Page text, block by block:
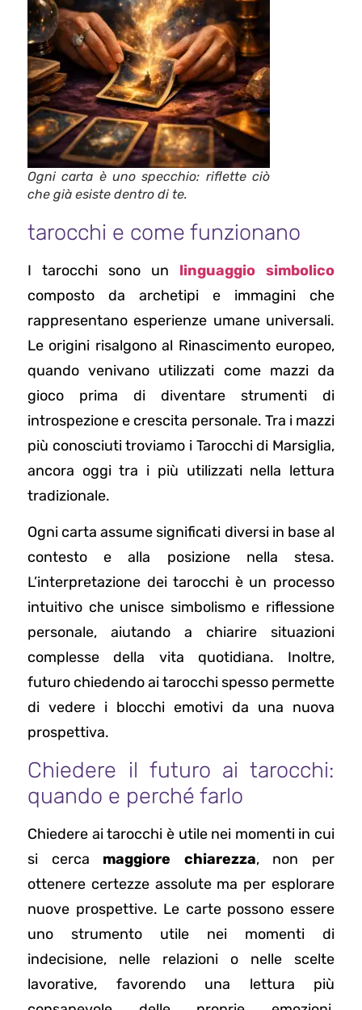
Ogni carta è uno specchio: riflette ciò
che già esiste dentro di te.
tarocchi e come funzionano
I tarocchi sono un linguaggio simbolico
composto da archetipi e immagini che
rappresentano esperienze umane universali.
Le origini risalgono al Rinascimento europeo,
quando venivano utilizzati come mazzi da
gioco prima di diventare strumenti di
introspezione e crescita personale. Tra i mazzi
più conosciuti troviamo i Tarocchi di Marsiglia,
ancora oggi tra i più utilizzati nella lettura
tradizionale.
Ogni carta assume significati diversi in base al
contesto e alla posizione nella stesa.
L’interpretazione dei tarocchi è un processo
intuitivo che unisce simbolismo e riflessione
personale, aiutando a chiarire situazioni
complesse della vita quotidiana. Inoltre,
futuro chiedendo ai tarocchi spesso permette
di vedere i blocchi emotivi da una nuova
prospettiva.
Chiedere il futuro ai tarocchi:
quando e perché farlo
Chiedere ai tarocchi è utile nei momenti in cui
si cerca maggiore chiarezza, non per
ottenere certezze assolute ma per esplorare
nuove prospettive. Le carte possono essere
uno strumento utile nei momenti di
indecisione, nelle relazioni o nelle scelte
lavorative, favorendo una lettura più